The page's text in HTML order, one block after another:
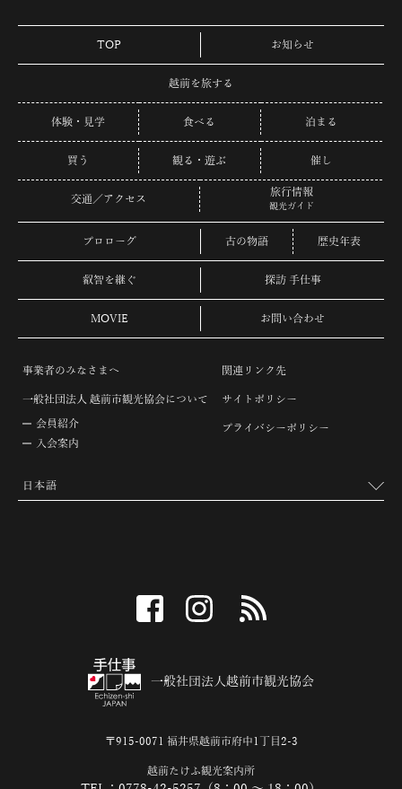
TOP お知らせ
越前を旅する
体験・見学 食べる 泊まる
買う 観る・遊ぶ 催し
交通／アクセス
旅行情報
観光ガイド
プロローグ 古の物語 歴史年表
叡智を継ぐ 探訪 手仕事
MOVIE お問い合わせ
事業者のみなさまへ
一般社団法人 越前市観光協会について
会員紹介
入会案内
関連リンク先
サイトポリシー
プライバシーポリシー
facebook instagram
一般社団法人越前市観光協会
〒915-0071 福井県越前市府中1丁目2-3
越前たけふ観光案内所